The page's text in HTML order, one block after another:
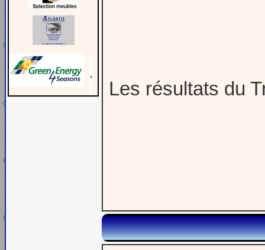
Les résultats du